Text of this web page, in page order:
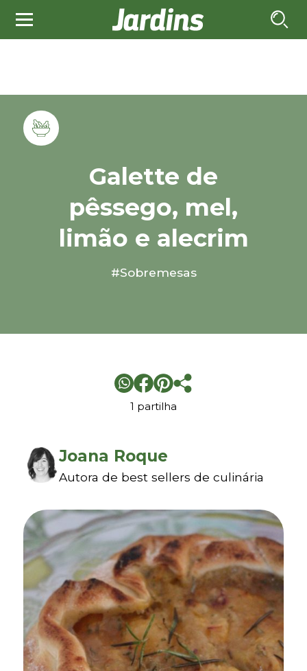
Galette de
pêssego, mel,
limão e alecrim
#Sobremesas
1 partilha
Joana Roque
Autora de best sellers de culinária